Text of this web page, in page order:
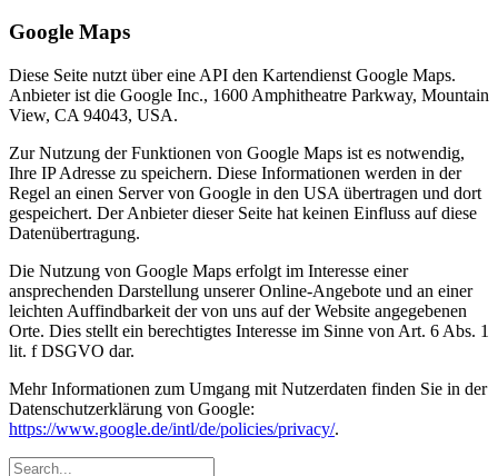
Google Maps
Diese Seite nutzt über eine API den Kartendienst Google Maps.
Anbieter ist die Google Inc., 1600 Amphitheatre Parkway, Mountain
View, CA 94043, USA.
Zur Nutzung der Funktionen von Google Maps ist es notwendig,
Ihre IP Adresse zu speichern. Diese Informationen werden in der
Regel an einen Server von Google in den USA übertragen und dort
gespeichert. Der Anbieter dieser Seite hat keinen Einfluss auf diese
Datenübertragung.
Die Nutzung von Google Maps erfolgt im Interesse einer
ansprechenden Darstellung unserer Online-Angebote und an einer
leichten Auffindbarkeit der von uns auf der Website angegebenen
Orte. Dies stellt ein berechtigtes Interesse im Sinne von Art. 6 Abs. 1
lit. f DSGVO dar.
Mehr Informationen zum Umgang mit Nutzerdaten finden Sie in der
Datenschutzerklärung von Google:
https://www.google.de/intl/de/policies/privacy/.